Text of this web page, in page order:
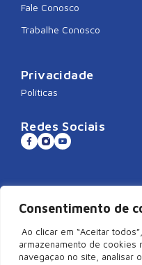
Consentimento de
Ao clicar em “Aceitar
armazenamento de cookies
navegaçao no site, analisar
Fale Conosco
Trabalhe Conosco
Privacidade
Políticas
Redes Sociais
©2026 Câmara de Dirigentes